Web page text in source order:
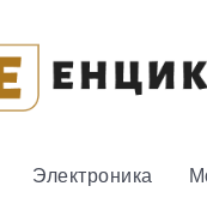
Электроника